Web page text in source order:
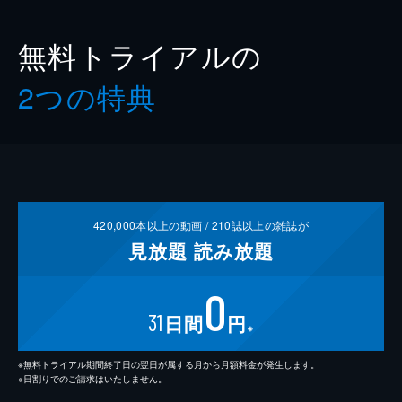
無料トライアルの
2つの特典
420,000本以上の動画 /210誌以上の雑誌が
見放題 読み放題
31 日間0円 ※
※無料トライアル期間終了日の翌日が属する月から月額料金が発生します。
※日割りでのご請求はいたしません。